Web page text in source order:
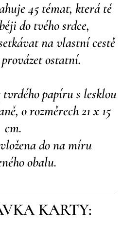
45 témat, která tě
do tvého srdce,
na vlastní cestě
ostatní.
tvrdého papíru s lesklou
o rozměrech 21 x 15
cm.
do na míru
obalu.
KARTY: